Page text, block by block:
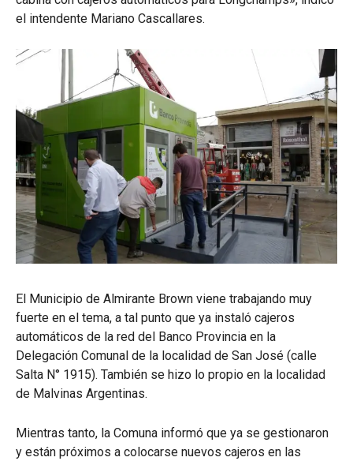
el intendente Mariano Cascallares.
El Municipio de Almirante Brown viene trabajando muy
fuerte en el tema, a tal punto que ya instaló cajeros
automáticos de la red del Banco Provincia en la
Delegación Comunal de la localidad de San José (calle
Salta N° 1915). También se hizo lo propio en la localidad
de Malvinas Argentinas.
Mientras tanto, la Comuna informó que ya se gestionaron
y están próximos a colocarse nuevos cajeros en las